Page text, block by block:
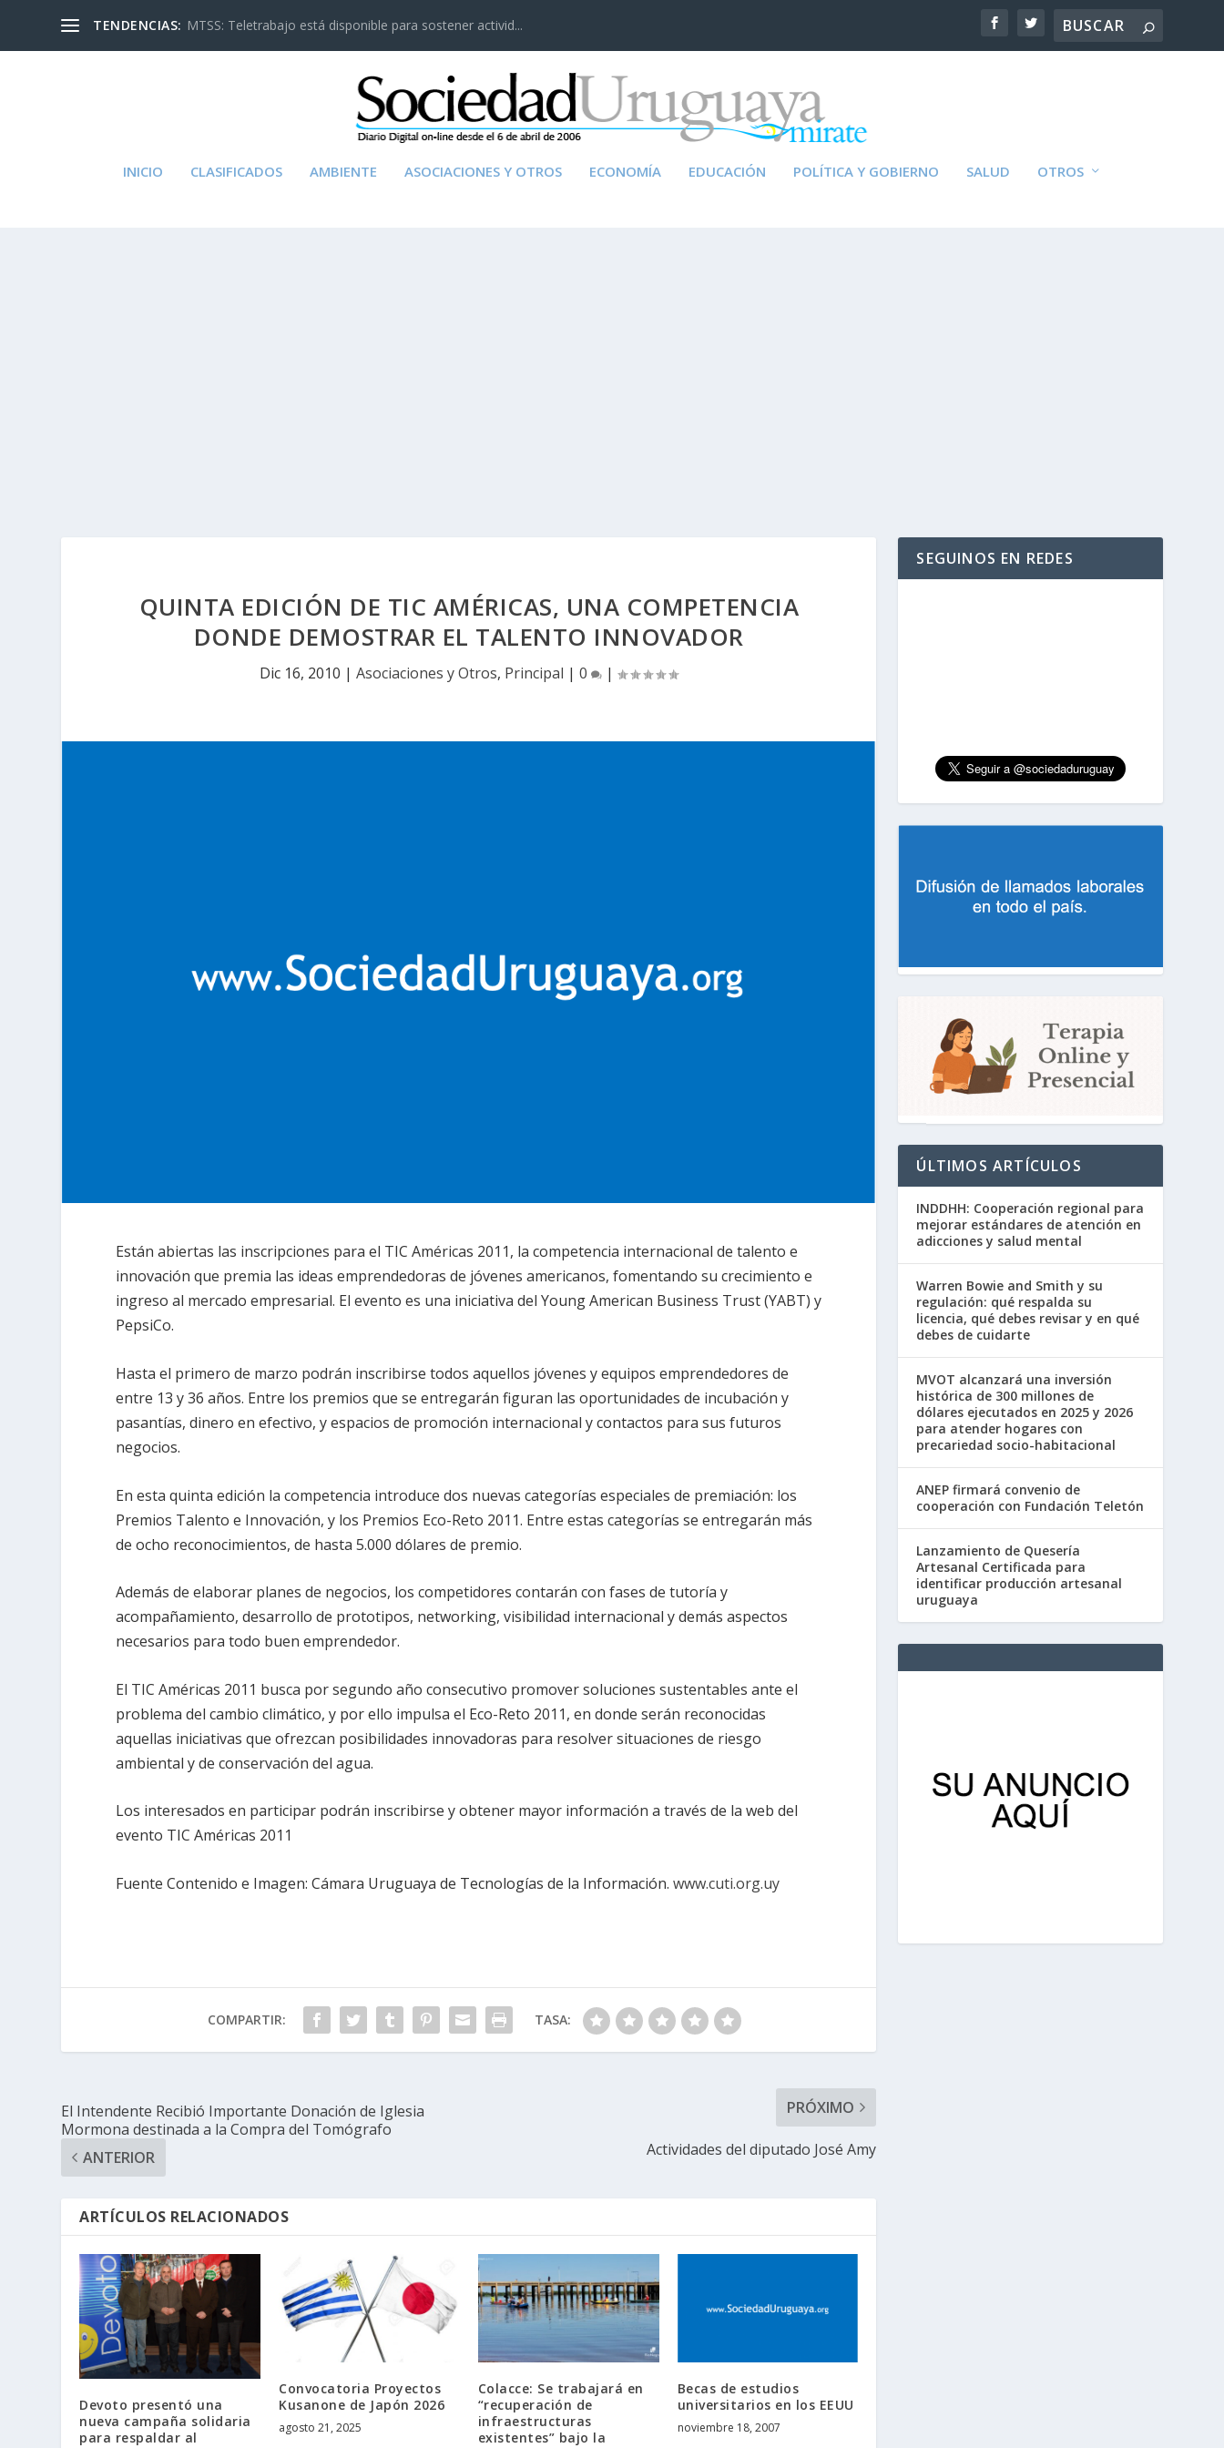
TENDENCIAS: MTSS: Teletrabajo está disponible para sostener activid...
INICIO CLASIFICADOS AMBIENTE ASOCIACIONES Y OTROS ECONOMÍA EDUCACIÓN POLÍTICA Y GOBIERNO SALUD OTROS
QUINTA EDICIÓN DE TIC AMÉRICAS, UNA COMPETENCIA
DONDE DEMOSTRAR EL TALENTO INNOVADOR
Dic 16, 2010 |Asociaciones y Otros, Principal |0 |
Están abiertas las inscripciones para el TIC Américas 2011, la competencia internacional de talento e
innovación que premia las ideas emprendedoras de jóvenes americanos, fomentando su crecimiento e
ingreso al mercado empresarial. El evento es una iniciativa del Young American Business Trust (YABT) y
PepsiCo.
Hasta el primero de marzo podrán inscribirse todos aquellos jóvenes y equipos emprendedores de
entre 13 y 36 años. Entre los premios que se entregarán figuran las oportunidades de incubación y
pasantías, dinero en efectivo, y espacios de promoción internacional y contactos para sus futuros
negocios.
En esta quinta edición la competencia introduce dos nuevas categorías especiales de premiación: los
Premios Talento e Innovación, y los Premios Eco-Reto 2011. Entre estas categorías se entregarán más
de ocho reconocimientos, de hasta 5.000 dólares de premio.
Además de elaborar planes de negocios, los competidores contarán con fases de tutoría y
acompañamiento, desarrollo de prototipos, networking, visibilidad internacional y demás aspectos
necesarios para todo buen emprendedor.
El TIC Américas 2011 busca por segundo año consecutivo promover soluciones sustentables ante el
problema del cambio climático, y por ello impulsa el Eco-Reto 2011, en donde serán reconocidas
aquellas iniciativas que ofrezcan posibilidades innovadoras para resolver situaciones de riesgo
ambiental y de conservación del agua.
Los interesados en participar podrán inscribirse y obtener mayor información a través de la web del
evento TIC Américas 2011
Fuente Contenido e Imagen: Cámara Uruguaya de Tecnologías de la Información.www.cuti.org.uy
COMPARTIR: TASA:
El Intendente Recibió Importante Donación de Iglesia
Mormona destinada a la Compra del Tomógrafo
ANTERIOR
PRÓXIMO
Actividades del diputado José Amy
ARTÍCULOS RELACIONADOS
Devoto presentó una
nueva campaña solidaria
para respaldar al
Convocatoria Proyectos
Kusanone de Japón 2026
agosto 21, 2025
Colacce: Se trabajará en
“recuperación de
infraestructuras
existentes” bajo la
Becas de estudios
universitarios en los EEUU
noviembre 18, 2007
SEGUINOS EN REDES
ÚLTIMOS ARTÍCULOS
INDDHH: Cooperación regional para
mejorar estándares de atención en
adicciones y salud mental
Warren Bowie and Smith y su
regulación: qué respalda su
licencia, qué debes revisar y en qué
debes de cuidarte
MVOT alcanzará una inversión
histórica de 300 millones de
dólares ejecutados en 2025 y 2026
para atender hogares con
precariedad socio-habitacional
ANEP firmará convenio de
cooperación con Fundación Teletón
Lanzamiento de Quesería
Artesanal Certificada para
identificar producción artesanal
uruguaya